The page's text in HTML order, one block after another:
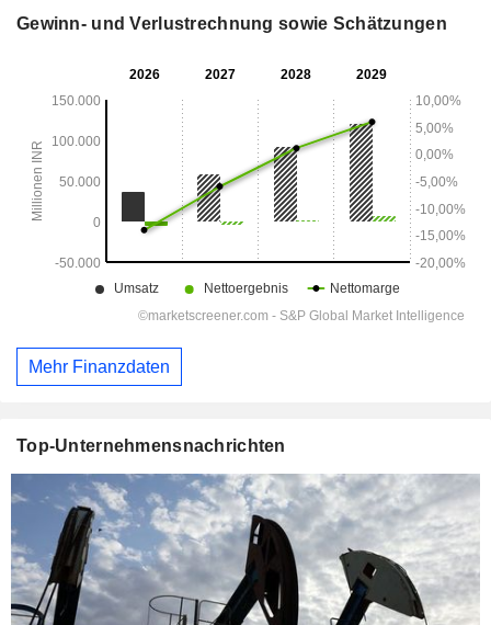
Gewinn- und Verlustrechnung sowie Schätzungen
Mehr Finanzdaten
Top-Unternehmensnachrichten